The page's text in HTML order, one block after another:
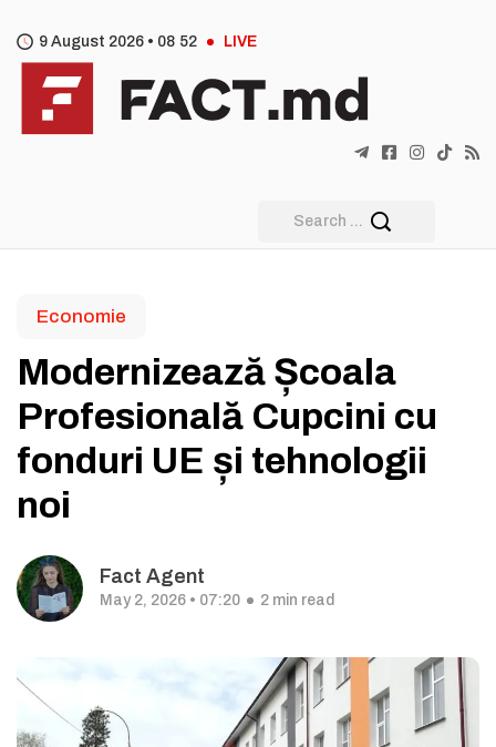
9 August 2026 • 08 52 LIVE
Economie
Modernizează Școala
Profesională Cupcini cu
fonduri UE și tehnologii
noi
Fact Agent
May 2, 2026 • 07:20 2 min read